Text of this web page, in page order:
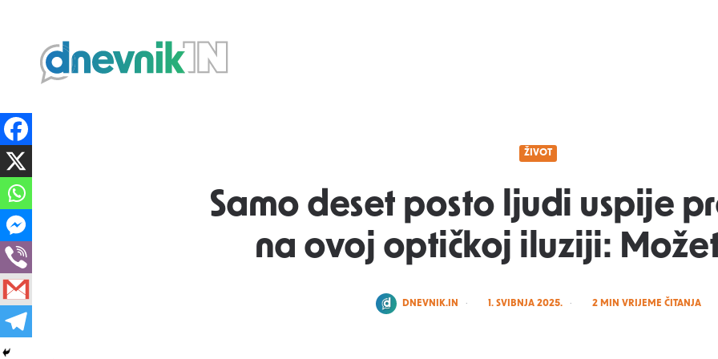
Dnevnik.in
ŽIVOT
Samo deset posto ljudi uspije
na ovoj optičkoj iluziji:
POSTED
DNEVNIK.IN 1. SVIBNJA 2025. 2MIN VRIJEME ČITANJA